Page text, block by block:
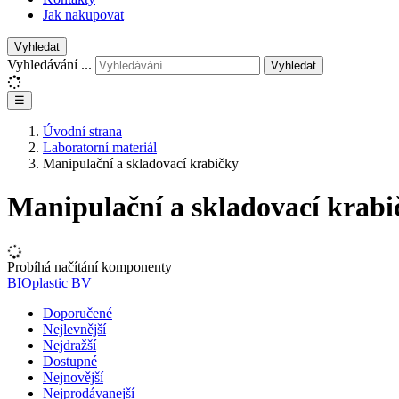
Jak nakupovat
Vyhledat
Vyhledávání ... Vyhledat
☰
Úvodní strana
Laboratorní materiál
Manipulační a skladovací krabičky
Manipulační a skladovací
Probíhá načítání komponenty
BIOplastic BV
Doporučené
Nejlevnější
Nejdražší
Dostupné
Nejnovější
Nejprodávanejší